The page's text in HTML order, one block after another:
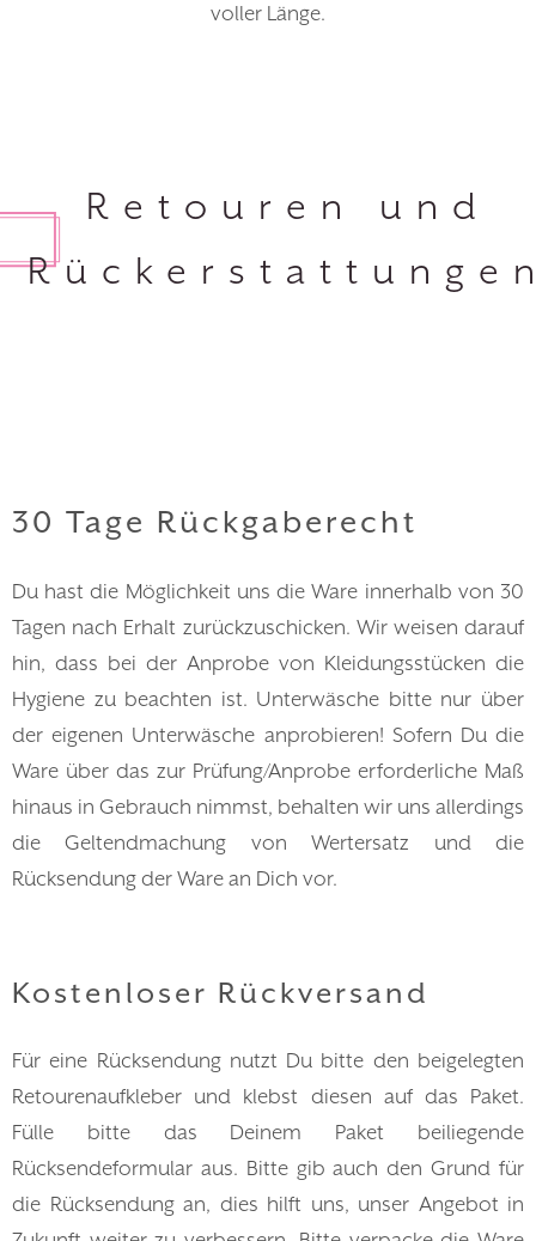
voller Länge.
Retouren und
30 Tage Rückgaberecht
Du hast die Möglichkeit uns die Ware innerhalb von 30
Tagen nach Erhalt zurückzuschicken. Wir weisen darauf
hin, dass bei der Anprobe von Kleidungsstücken die
Hygiene zu beachten ist. Unterwäsche bitte nur über
der eigenen Unterwäsche anprobieren! Sofern Du die
Ware über das zur Prüfung/Anprobe erforderliche Maß
hinaus in Gebrauch nimmst, behalten wir uns allerdings
die Geltendmachung von Wertersatz und die
Rücksendung der Ware an Dich vor.
Kostenloser Rückversand
Für eine Rücksendung nutzt Du bitte den beigelegten
Retourenaufkleber und klebst diesen auf das Paket.
Fülle bitte das Deinem Paket beiliegende
Rücksendeformular aus. Bitte gib auch den Grund für
die Rücksendung an, dies hilft uns, unser Angebot in